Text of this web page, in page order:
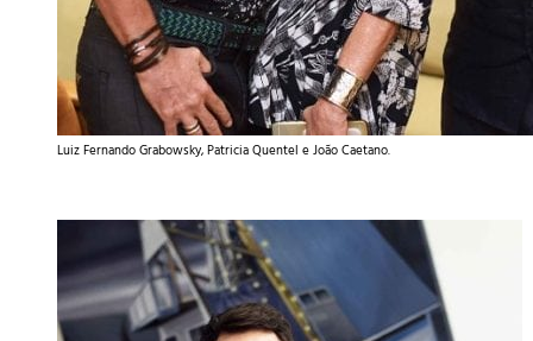
Luiz Fernando Grabowsky, Patricia Quentel e João Caetano.